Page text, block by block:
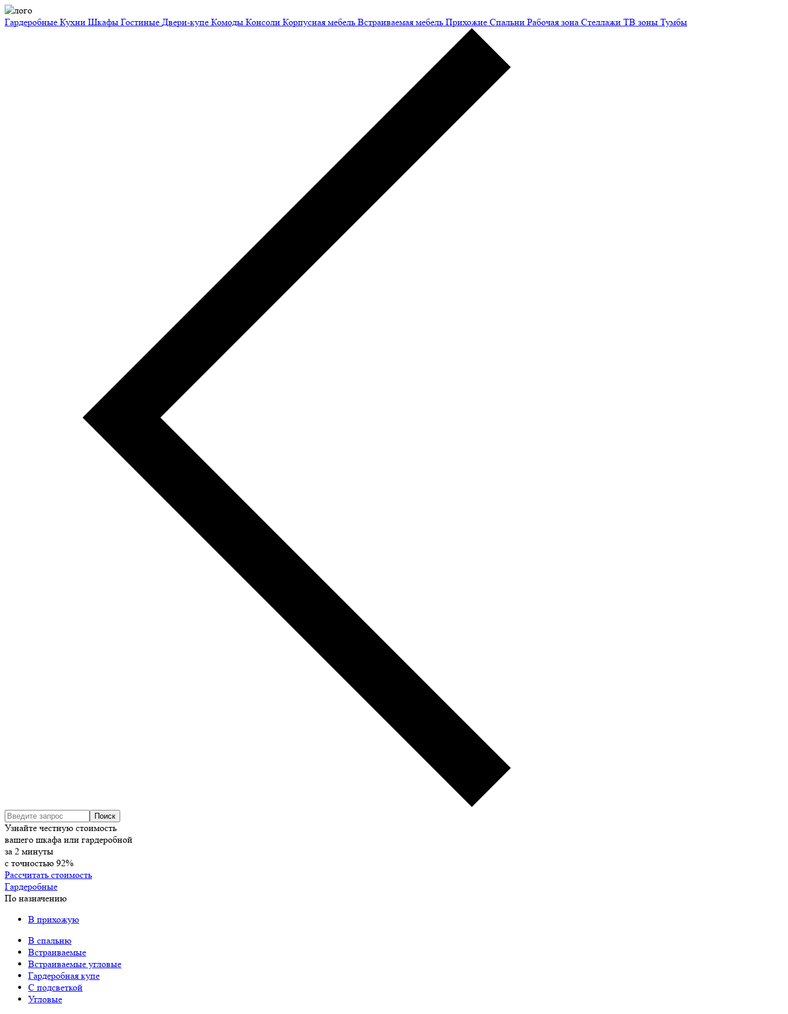
Гардеробные Кухни Шкафы Гостиные Двери-купе Комоды Консоли Корпусная мебель Встраиваемая мебель Прихожие Спальни Рабочая зона Стеллажи ТВ зоны Тумбы
Узнайте честную стоимость
вашего шкафа или гардеробной
за 2 минуты
с точностью 92%
Рассчитать стоимость
Гардеробные
По назначению
В прихожую
В спальню
Встраиваемые
Встраиваемые угловые
Гардеробная купе
С подсветкой
Угловые